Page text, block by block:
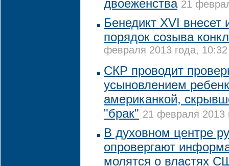
двоеженства 21
Бенедикт XVI внесет
порядок созыва
февраля 2013 года, 10:32
СКР проводит
усыновлением
американкой,
"брак" 21 февраля 2013
В духовном центре
опровергают
молятся о властях